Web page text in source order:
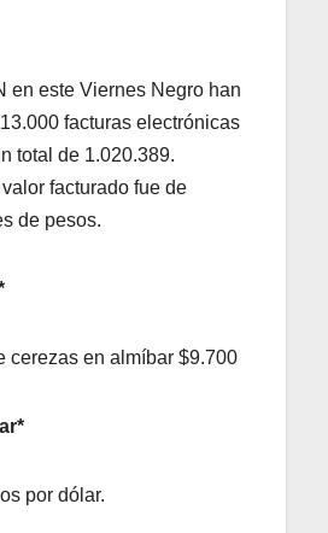
en este Viernes Negro han
facturas electrónicas
total de 1.020.389.
facturado fue de
de pesos.
cerezas en almíbar $9.700
por dólar.